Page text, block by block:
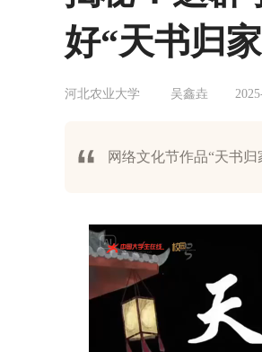
好“天书归
河北农业大学 吴鑫垚
网络文化节作品“天书归